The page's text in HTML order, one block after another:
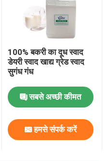
100% बकरी का दूध स्वाद
डेयरी स्वाद खाद्य ग्रेड स्वाद
सुगंध गंध
सबसे अच्छी कीमत
हमसे संपर्क करें